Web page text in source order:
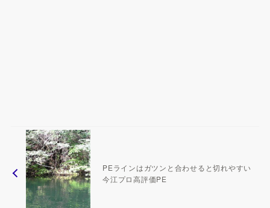
PEラインはガツンと合わせると切れやすい
今江プロ高評価PE